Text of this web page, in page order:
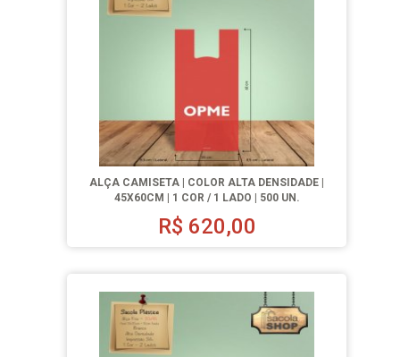
ALÇA CAMISETA | COLOR ALTA DENSIDADE |
45X60CM | 1 COR / 1 LADO | 500 UN.
R$ 620,00